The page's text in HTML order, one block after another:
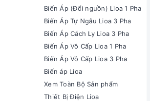
Biến Áp (Đổi nguồn) Lioa 1 Pha
Biến Áp Tự Ngẫu Lioa 3 Pha
Biến Áp Cách Ly Lioa 3 Pha
Biến Áp Vô Cấp Lioa 1 Pha
Biến Áp Vô Cấp Lioa 3 Pha
Biến áp Lioa
Xem Toàn Bộ Sản phẩm
Thiết Bị Điện Lioa